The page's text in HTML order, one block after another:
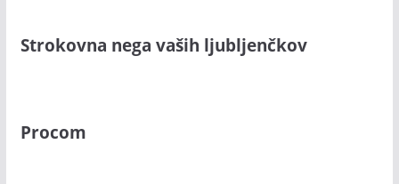
Strokovna nega vaših ljubljenčkov
Procom